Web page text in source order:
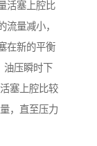
活塞上腔比
量减小，
在新的平衡
油压瞬时下
塞上腔比较
，直至压力